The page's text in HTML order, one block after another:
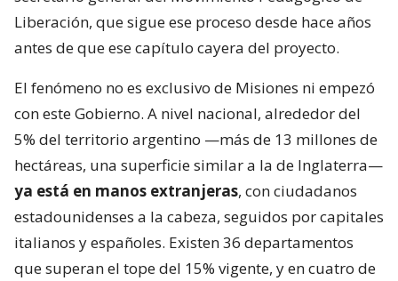
Liberación, que sigue ese proceso desde hace años
antes de que ese capítulo cayera del proyecto.
El fenómeno no es exclusivo de Misiones ni empezó
con este Gobierno. A nivel nacional, alrededor del
5% del territorio argentino —más de 13 millones de
hectáreas, una superficie similar a la de Inglaterra—
ya está en manos extranjeras, con ciudadanos
estadounidenses a la cabeza, seguidos por capitales
italianos y españoles. Existen 36 departamentos
que superan el tope del 15% vigente, y en cuatro de